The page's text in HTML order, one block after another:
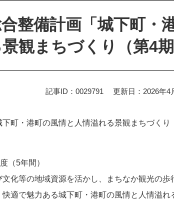
整備計画「城下町・
観まちづくり（第4期
記事ID：0029791 更新日：2026年4
町・港町の風情と人情溢れる景観まちづく
（5年間）
化等の地域資源を活かし、まちなか観光の歩
適で魅力ある城下町・港町の風情と人情溢れ